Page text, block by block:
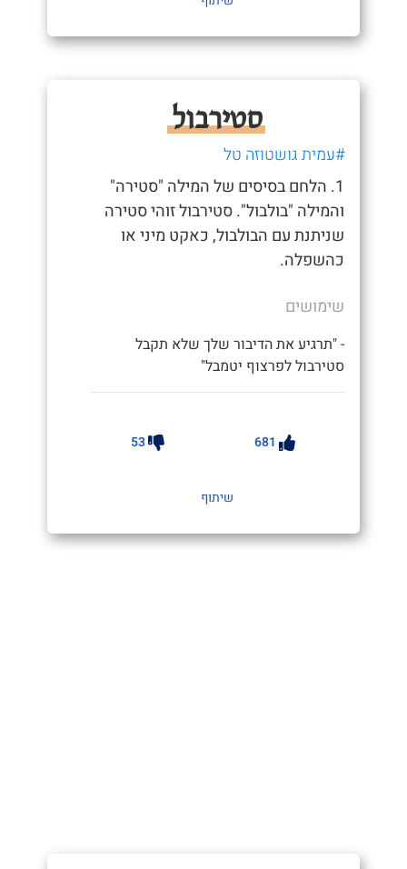
סטירבול
#עמית גושטוזה טל
1. הלחם בסיסים של המילה "סטירה"
והמילה "בולבול". סטירבול זוהי סטירה
שניתנת עם הבולבול, כאקט מיני או
כהשפלה.
שימושים
- "תרגיע את הדיבור שלך שלא תקבל
סטירבול לפרצוף יטמבל"
681
53
שיתוף